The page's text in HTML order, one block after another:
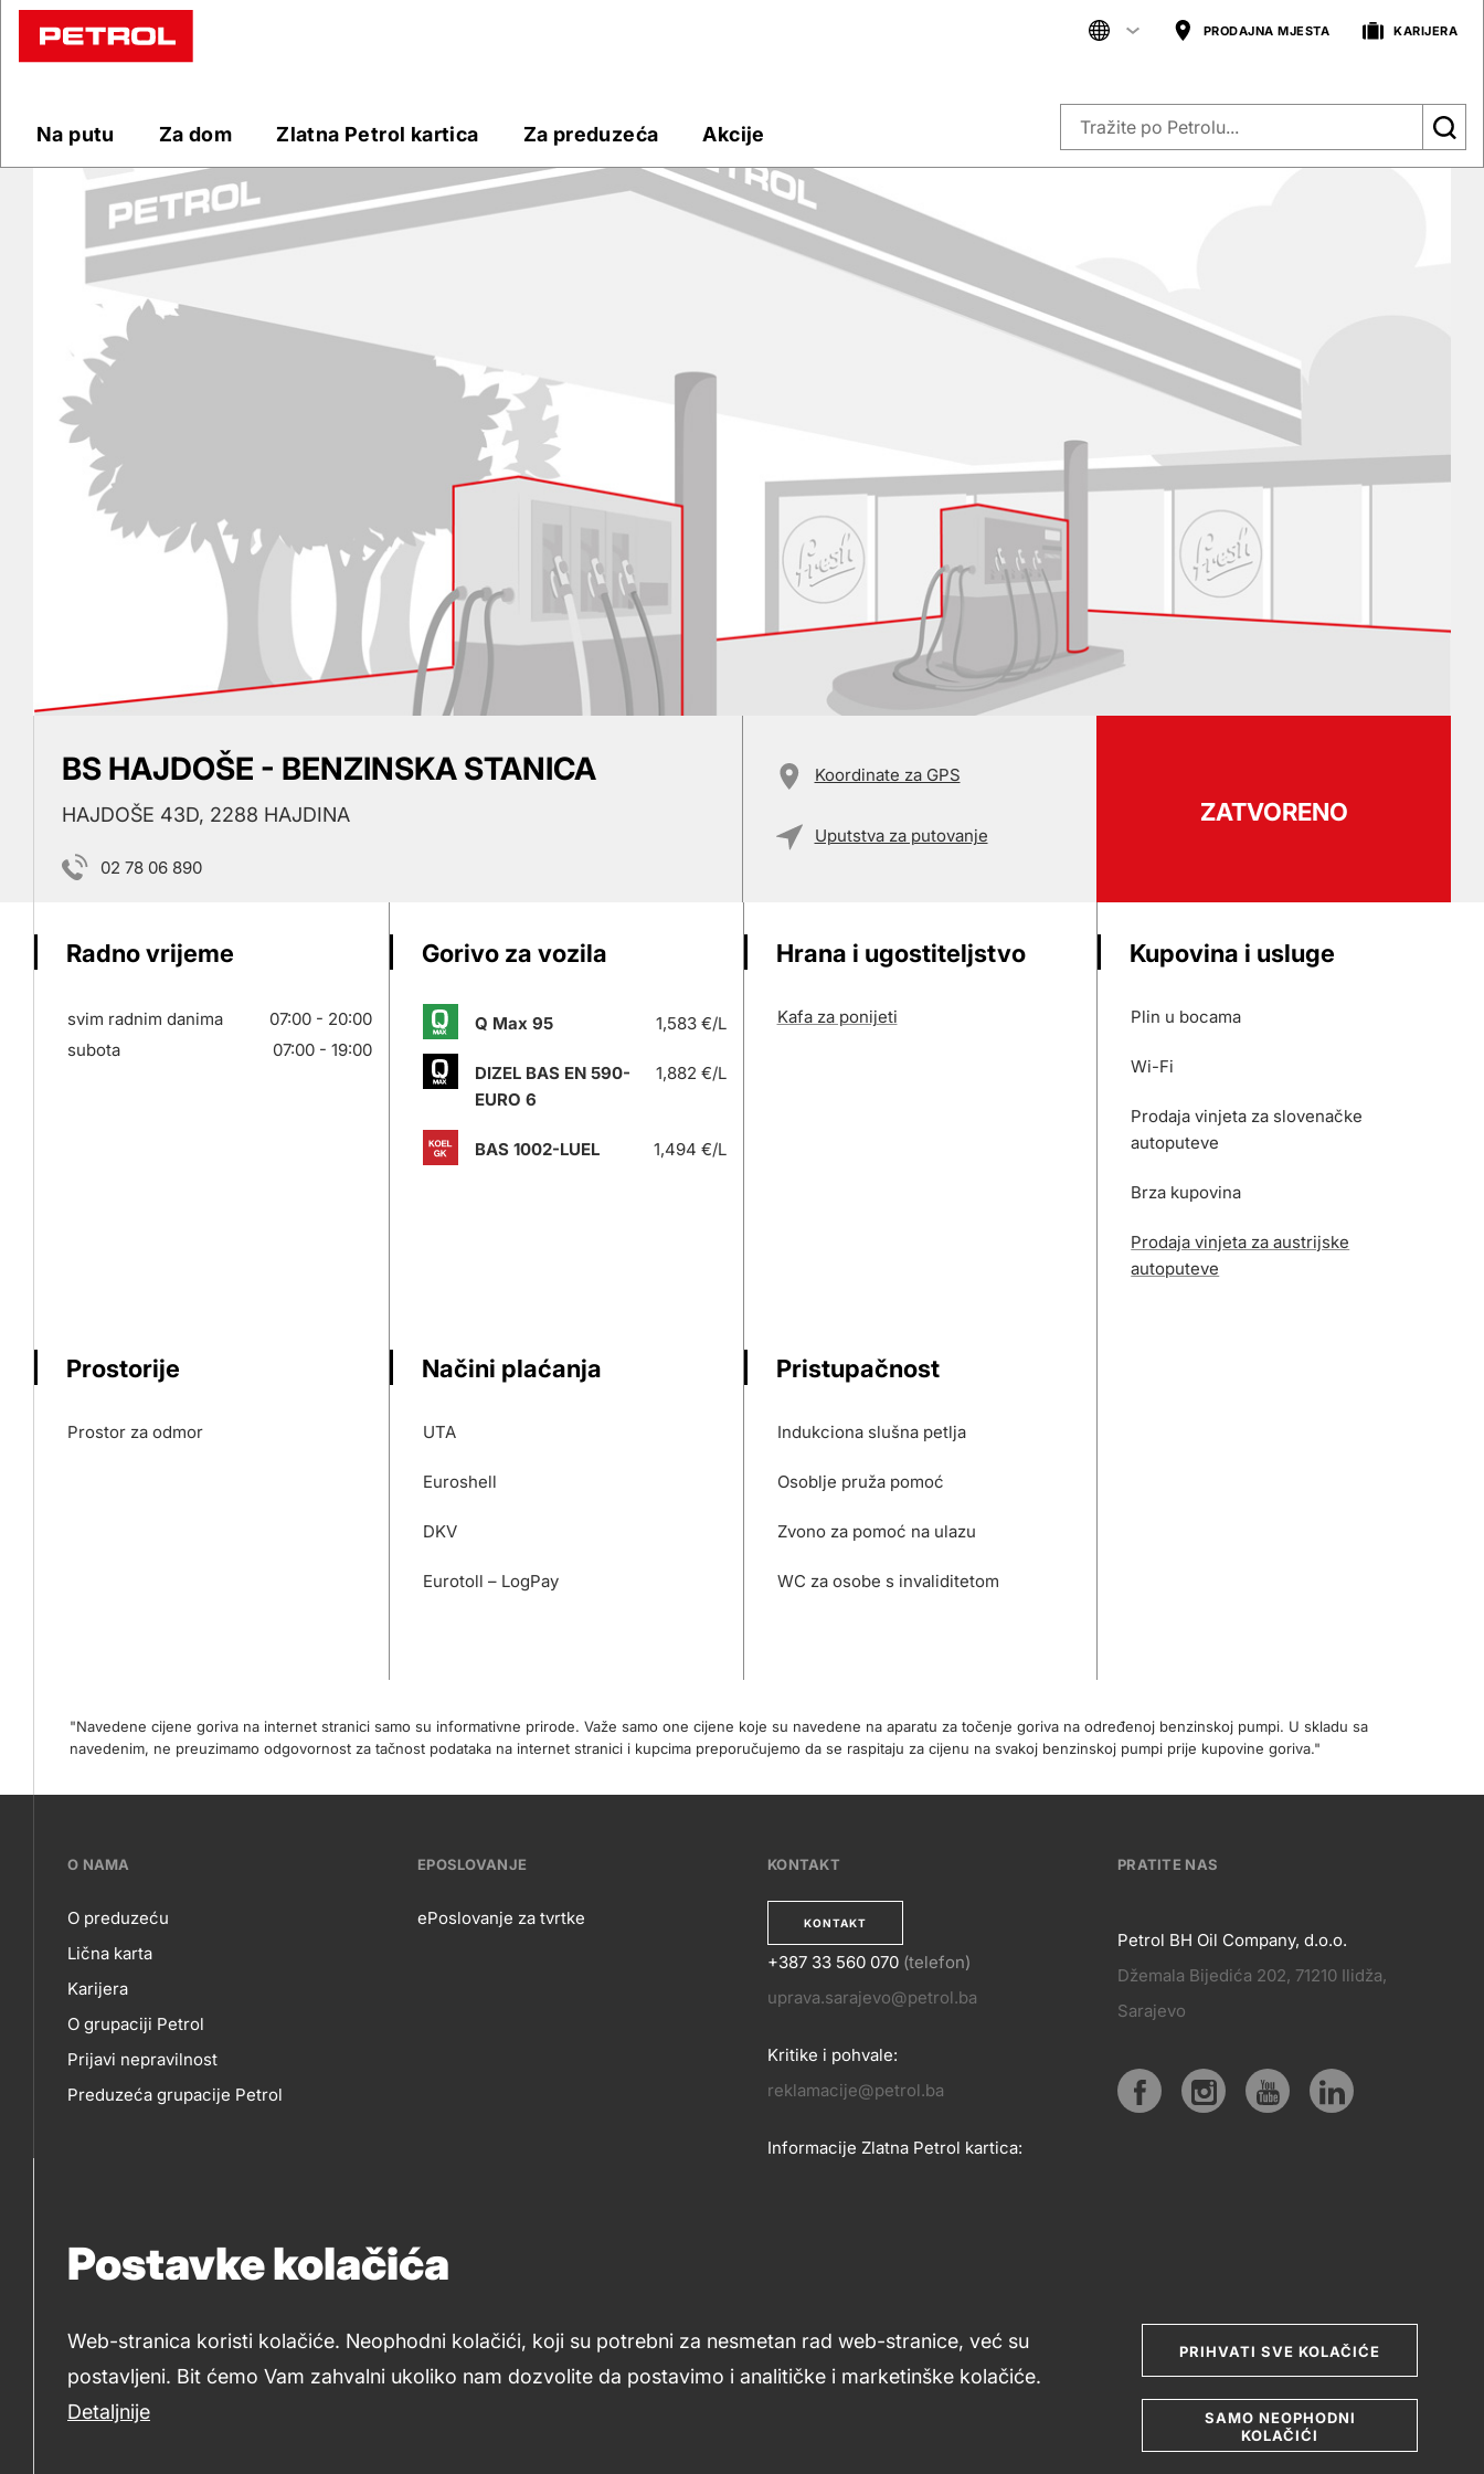
Postavke kolačića
Web-stranica koristi kolačiće. Neophodni kolačići, koji su potrebni za nesmetan rad web-stranice, već su
postavljeni. Bit ćemo Vam zahvalni ukoliko nam dozvolite da postavimo i analitičke i marketinške kolačiće.
Detaljnije
PRIHVATI SVE KOLAČIĆE
SAMO NEOPHODNI
KOLAČIĆI
Prodajna
mjesta
Na putu Za dom Zlatna Petrol kartica Za preduzeća Akcije
PRODAJNA MJESTA KARIJERA
ZATVORENO
BS HAJDOŠE - BENZINSKA STANICA
HAJDOŠE 43D, 2288 HAJDINA
02 78 06 890
Koordinate za GPS
Uputstva za putovanje
Radno vrijeme
svim radnim danima
07:00 - 20:00
subota
07:00 - 19:00
Gorivo za vozila
Q Max 95 1,583 €/L
DIZEL BAS EN 590-
EURO 6
1,882 €/L
BAS 1002-LUEL 1,494 €/L
Hrana i ugostiteljstvo
Kafa za ponijeti
Kupovina i usluge
Plin u bocama
Wi-Fi
Prodaja vinjeta za slovenačke
autoputeve
Brza kupovina
Prodaja vinjeta za austrijske
autoputeve
Prostorije
Prostor za odmor
Načini plaćanja
UTA
Euroshell
DKV
Eurotoll – LogPay
Pristupačnost
Indukciona slušna petlja
Osoblje pruža pomoć
Zvono za pomoć na ulazu
WC za osobe s invaliditetom
"Navedene cijene goriva na internet stranici samo su informativne prirode. Važe samo one cijene koje su navedene na aparatu za točenje goriva na određenoj benzinskoj pumpi. U skladu sa
navedenim, ne preuzimamo odgovornost za tačnost podataka na internet stranici i kupcima preporučujemo da se raspitaju za cijenu na svakoj benzinskoj pumpi prije kupovine goriva."
???
petrol-
skupno.footer-
title???
O NAMA
O
NAMA
O preduzeću
Lična karta
Karijera
O grupaciji Petrol
Prijavi nepravilnost
Preduzeća grupacije Petrol
EPOSLOVANJE
EPOSLOVANJE
ePoslovanje za tvrtke
KONTAKT
KONTAKT
KONTAKT
+387 33 560 070 (telefon)
uprava.sarajevo@petrol.ba
Kritike i pohvale:
reklamacije@petrol.ba
Informacije Zlatna Petrol kartica:
links
PRATITE NAS
PRATITE
NAS
Petrol BH Oil Company, d.o.o.
Džemala Bijedića 202, 71210 Ilidža,
Sarajevo
2019-2026 Petrol BH Oil Company d.o.o. i Petrol d.d., Ljubljana Uslovi upotrebe